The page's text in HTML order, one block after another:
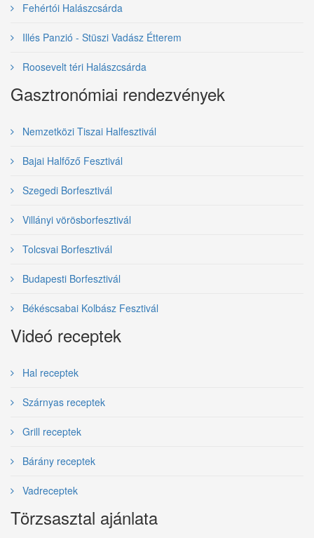
Fehértói Halászcsárda
Illés Panzió - Stüszi Vadász Étterem
Roosevelt téri Halászcsárda
Gasztronómiai rendezvények
Nemzetközi Tiszai Halfesztivál
Bajai Halfőző Fesztivál
Szegedi Borfesztivál
Villányi vörösborfesztivál
Tolcsvai Borfesztivál
Budapesti Borfesztivál
Békéscsabai Kolbász Fesztivál
Videó receptek
Hal receptek
Szárnyas receptek
Grill receptek
Bárány receptek
Vadreceptek
Törzsasztal ajánlata